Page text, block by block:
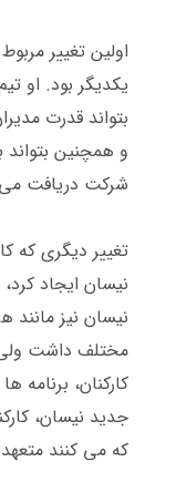
اولین تغییر
یکدیگر بود. او
بتواند قدرت
و همچنین بتواند
شرکت دریافت می
تغییر دیگری که
نیسان ایجاد
نیسان نیز
مختلف داشت ولی
کارکنان، برنامه
جدید نیسان،
که می کنند متعهد